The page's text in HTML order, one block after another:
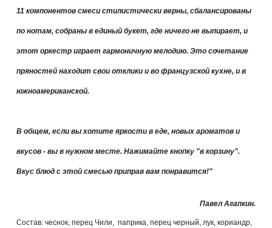
11 компонентов смеси стилистически верны, сбалансированы
по нотам, собраны в единый букет, где ничего не выпирает, и
этот оркестр играет гармоничную мелодию. Это сочетание
пряностей находит свои отклики и во французской кухне, и в
южноамериканской.
В общем, если вы хотите яркости в еде, новых ароматов и
вкусов - вы в нужном месте. Нажимайте кнопку "в корзину".
Вкус блюд с этой смесью приправ вам понравится!"
Павел Агапкин.
Состав: чеснок, перец Чили, паприка, перец черный, лук, кориандр,